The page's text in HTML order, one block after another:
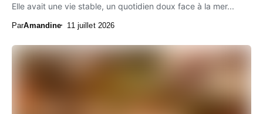
Elle avait une vie stable, un quotidien doux face à la mer...
ParAmandine 11 juillet 2026